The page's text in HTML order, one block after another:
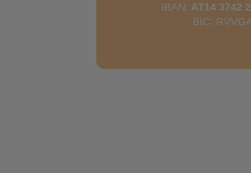
IBAN: AT14 3742
BIC: